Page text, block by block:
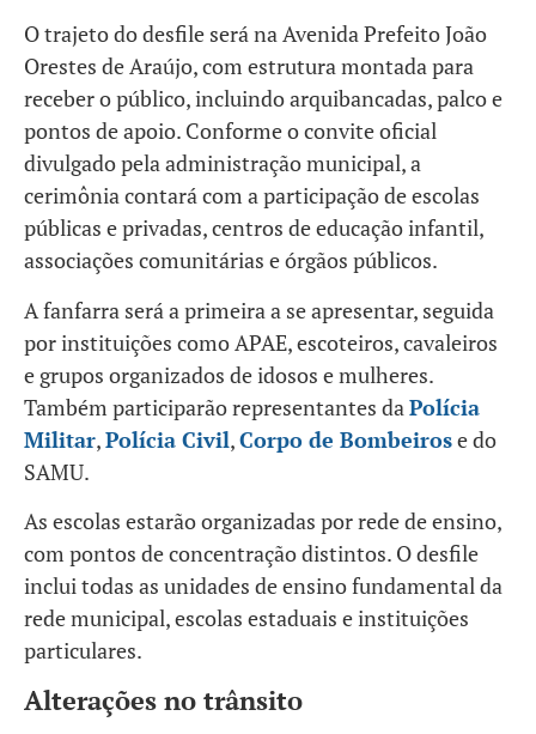
O trajeto do desfile será na Avenida Prefeito João
Orestes de Araújo, com estrutura montada para
receber o público, incluindo arquibancadas, palco e
pontos de apoio. Conforme o convite oficial
divulgado pela administração municipal, a
cerimônia contará com a participação de escolas
públicas e privadas, centros de educação infantil,
associações comunitárias e órgãos públicos.
A fanfarra será a primeira a se apresentar, seguida
por instituições como APAE, escoteiros, cavaleiros
e grupos organizados de idosos e mulheres.
Também participarão representantes da Polícia
Militar,Polícia Civil,Corpo de Bombeirose do
SAMU.
As escolas estarão organizadas por rede de ensino,
com pontos de concentração distintos. O desfile
inclui todas as unidades de ensino fundamental da
rede municipal, escolas estaduais e instituições
particulares.
Alterações no trânsito